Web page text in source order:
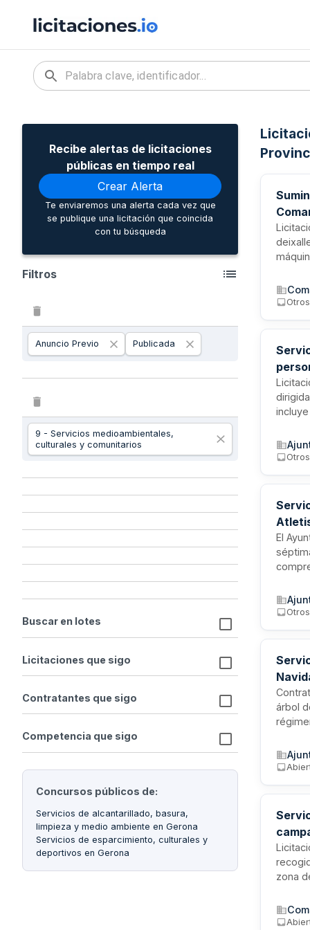
Recibe alertas de licitaciones
públicas en tiempo real
Crear Alerta
Te enviaremos una alerta cada vez que
se publique una licitación que coincida
con tu búsqueda
Filtros
Anuncio Previo Publicada
9 - Servicios medioambientales,
culturales y comunitarios
Buscar en lotes
Licitaciones que sigo
Contratantes que sigo
Competencia que sigo
Concursos públicos de:
Servicios de alcantarillado, basura,
limpieza y medio ambiente en Gerona
Servicios de esparcimiento, culturales y
deportivos en Gerona
Otros
en
Otros
El
Otros
y
árbol
de
anual
del
zona